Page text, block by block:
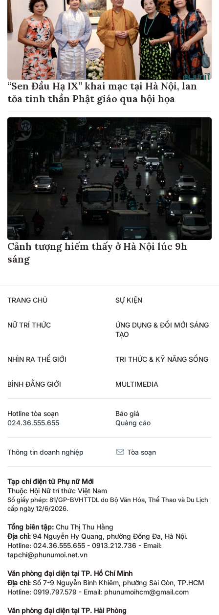
“Sen Đầu Hạ IX” khai mạc tại Hà Nội, lan
tỏa tinh thần Phật giáo qua hội họa
Cảnh tượng hiếm thấy ở Hà Nội lúc 9h
sáng
TRANG CHỦ SỰ KIỆN
NỮ TRÍ THỨC
ỨNG DỤNG & ĐỔI MỚI SÁNG
TẠO
NHÌN RA THẾ GIỚI TRI THỨC & KỸ NĂNG SỐNG
BÌNH ĐẲNG GIỚI MULTIMEDIA
Hotline tòa soạn
024.36.555.655
Báo giá
Quảng cáo
Thông tin doanh nghiệp Tòa soạn
Tạp chí điện tử Phụ nữ Mới
Thuộc Hội Nữ trí thức Việt Nam
Số giấy phép: 81/GP-BVHTTDL do Bộ Văn Hóa, Thể Thao và Du Lịch
cấp ngày 12/6/2026.
Tổng biên tập: Chu Thị Thu Hằng
Địa chỉ: 94 Nguyễn Hy Quang, phường Đống Đa, Hà Nội.
Hotline: 024.36.555.655 - 0913.212.736 - Email:
tapchi@phunumoi.net.vn
Văn phòng đại diện tại TP. Hồ Chí Minh
Địa chỉ: Số 7-9 Nguyễn Bỉnh Khiêm, phường Sài Gòn, TP.HCM
Hotline: 0919.797.579 - Email: phunumoihcm@gmail.com
Văn phòng đại diện tại TP. Hải Phòng